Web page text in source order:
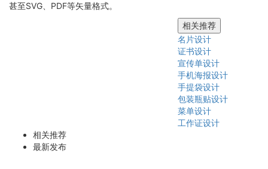
甚至SVG、PDF等矢量格式。
相关推荐
名片设计
证书设计
宣传单设计
手机海报设计
手提袋设计
包装瓶贴设计
菜单设计
工作证设计
相关推荐
最新发布